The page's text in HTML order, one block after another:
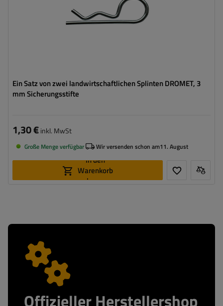
Ein Satz von zwei landwirtschaftlichen Splinten DROMET, 3
mm Sicherungsstifte
1,30 €inkl. MwSt
Große Menge verfügbar Wir versenden schon am11. August
In den
Warenkorb
legen
Offizieller Herstellershop